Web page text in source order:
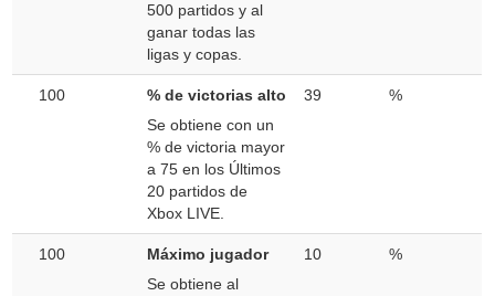
500 partidos y al
ganar todas las
ligas y copas.
100
% de victorias alto
Se obtiene con un
% de victoria mayor
a 75 en los Últimos
20 partidos de
Xbox LIVE.
39 %
100
Máximo jugador
Se obtiene al
10 %